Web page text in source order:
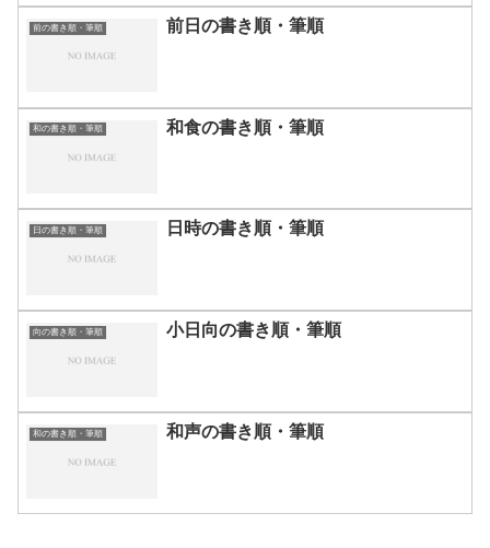
前の書き順・筆順 前日の書き順・筆順
和の書き順・筆順 和食の書き順・筆順
日の書き順・筆順 日時の書き順・筆順
向の書き順・筆順 小日向の書き順・筆順
和の書き順・筆順 和声の書き順・筆順